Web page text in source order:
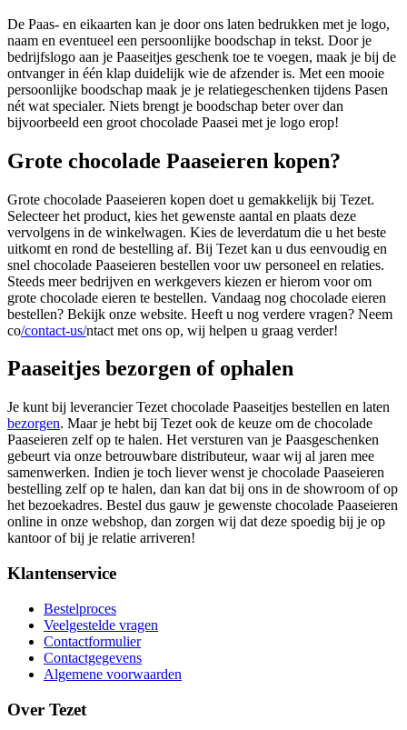
De Paas- en eikaarten kan je door ons laten bedrukken met je logo,
naam en eventueel een persoonlijke boodschap in tekst. Door je
bedrijfslogo aan je Paaseitjes geschenk toe te voegen, maak je bij de
ontvanger in één klap duidelijk wie de afzender is. Met een mooie
persoonlijke boodschap maak je je relatiegeschenken tijdens Pasen
nét wat specialer. Niets brengt je boodschap beter over dan
bijvoorbeeld een groot chocolade Paasei met je logo erop!
Grote chocolade Paaseieren kopen?
Grote chocolade Paaseieren kopen doet u gemakkelijk bij Tezet.
Selecteer het product, kies het gewenste aantal en plaats deze
vervolgens in de winkelwagen. Kies de leverdatum die u het beste
uitkomt en rond de bestelling af. Bij Tezet kan u dus eenvoudig en
snel chocolade Paaseieren bestellen voor uw personeel en relaties.
Steeds meer bedrijven en werkgevers kiezen er hierom voor om
grote chocolade eieren te bestellen. Vandaag nog chocolade eieren
bestellen? Bekijk onze website. Heeft u nog verdere vragen? Neem
co/contact-us/ntact met ons op, wij helpen u graag verder!
Paaseitjes bezorgen of ophalen
Je kunt bij leverancier Tezet chocolade Paaseitjes bestellen en laten
bezorgen. Maar je hebt bij Tezet ook de keuze om de chocolade
Paaseieren zelf op te halen. Het versturen van je Paasgeschenken
gebeurt via onze betrouwbare distributeur, waar wij al jaren mee
samenwerken. Indien je toch liever wenst je chocolade Paaseieren
bestelling zelf op te halen, dan kan dat bij ons in de showroom of op
het bezoekadres. Bestel dus gauw je gewenste chocolade Paaseieren
online in onze webshop, dan zorgen wij dat deze spoedig bij je op
kantoor of bij je relatie arriveren!
Klantenservice
Bestelproces
Veelgestelde vragen
Contactformulier
Contactgegevens
Algemene voorwaarden
Over Tezet